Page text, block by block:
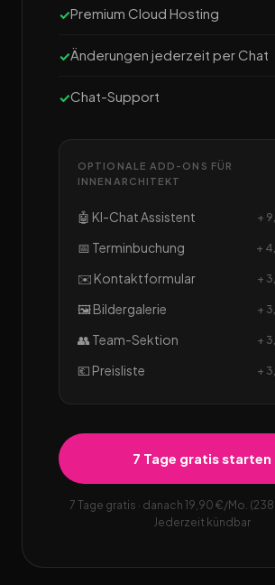
Premium Cloud Hosting
Änderungen jederzeit per Chat
Chat-Support
OPTIONALE ADD-ONS FÜR
INNENARCHITEKT
🤖 KI-Chat Assistent +
📅 Terminbuchung +
✉️ Kontaktformular +
🖼️ Bildergalerie +
👥 Team-Sektion +
💶 Preisliste +
7 Tage gratis starten
7 Tage gratis · danach 19,90 €/Mo.
Jederzeit kündbar